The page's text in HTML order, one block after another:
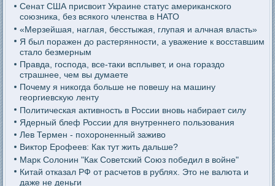
Сенат США присвоит Украине статус американского
союзника, без всякого членства в НАТО
«Мерзейшая, наглая, бесстыжая, глупая и алчная власть»
Я был поражен до растерянности, а уважение к восставшим
стало безмерным
Правда, господа, все-таки всплывет, и она гораздо
страшнее, чем вы думаете
Почему я никогда больше не повешу на машину
георгиевскую ленту
Политическая активность в России вновь набирает силу
Ядерный блеф России для внутреннего пользования
Лев Термен - похороненный заживо
Виктор Ерофеев: Как тут жить дальше?
Марк Солонин "Как Советский Союз победил в войне"
Китай отказал РФ от расчетов в рублях. Это не валюта и
даже не деньги